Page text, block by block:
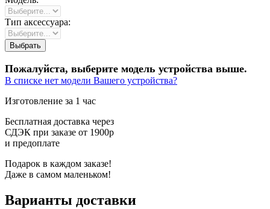
Тип аксессуара:
Пожалуйста, выберите модель устройства выше.
В списке нет модели Вашего устройства?
Изготовление за 1 час
Бесплатная доставка через
СДЭК при заказе от 1900р
и предоплате
Подарок в каждом заказе!
Даже в самом маленьком!
Варианты доставки